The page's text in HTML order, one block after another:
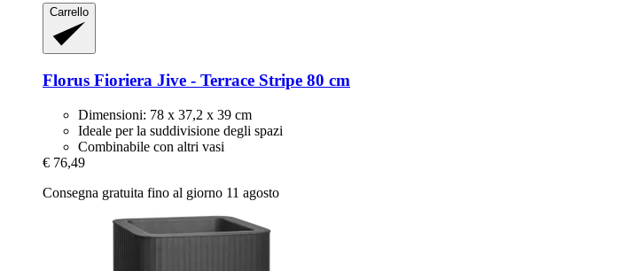
Carrello
Florus Fioriera Jive -​ Terrace Stripe 80 cm
Dimensioni: 78 x 37,2 x 39 cm
Ideale per la suddivisione degli spazi
Combinabile con altri vasi
€ 76,49
Consegna gratuita fino al giorno 11 agosto